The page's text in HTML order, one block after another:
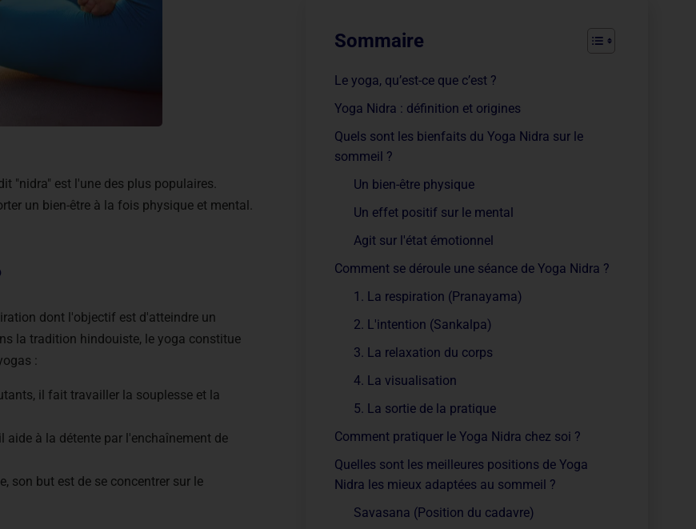
"nidra" est l'une des plus populaires.
un bien-être à la fois physique et mental.
dont l'objectif est d'atteindre un
la tradition hindouiste, le yoga constitue
:
il fait travailler la souplesse et la
à la détente par l'enchaînement de
son but est de se concentrer sur le
Sommaire
Le yoga, qu’est-ce que c’est ?
Yoga Nidra : définition et origines
Quels sont les bienfaits du Yoga Nidra sur le
sommeil ?
Un bien-être physique
Un effet positif sur le mental
Agit sur l'état émotionnel
Comment se déroule une séance de Yoga Nidra ?
1. La respiration (Pranayama)
2. L'intention (Sankalpa)
3. La relaxation du corps
4. La visualisation
5. La sortie de la pratique
Comment pratiquer le Yoga Nidra chez soi ?
Quelles sont les meilleures positions de Yoga
Nidra les mieux adaptées au sommeil ?
Savasana (Position du cadavre)